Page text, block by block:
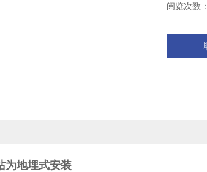
阅览次数
为地埋式安装